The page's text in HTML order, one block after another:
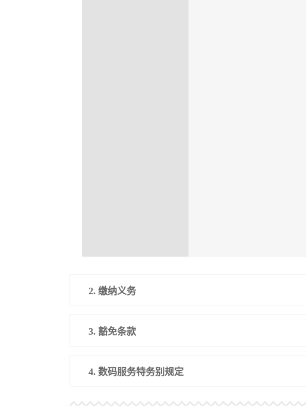
2. 缴纳义务
3. 豁免条款
4. 数码服务特务别规定